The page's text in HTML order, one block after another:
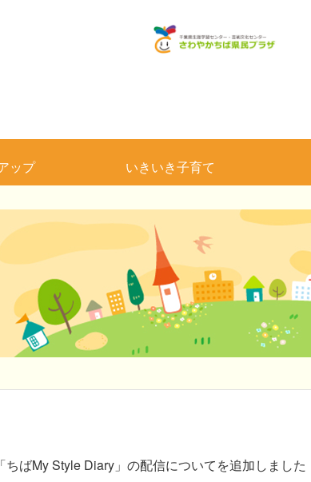
ップ いきいき子育て
ちばMy Style Diary」の配信についてを追加しました